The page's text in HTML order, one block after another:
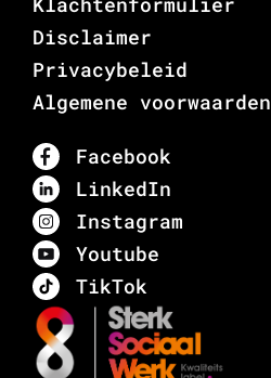
Disclaimer
Privacybeleid
Algemene voorwaarden
Facebook
LinkedIn
Instagram
Youtube
TikTok